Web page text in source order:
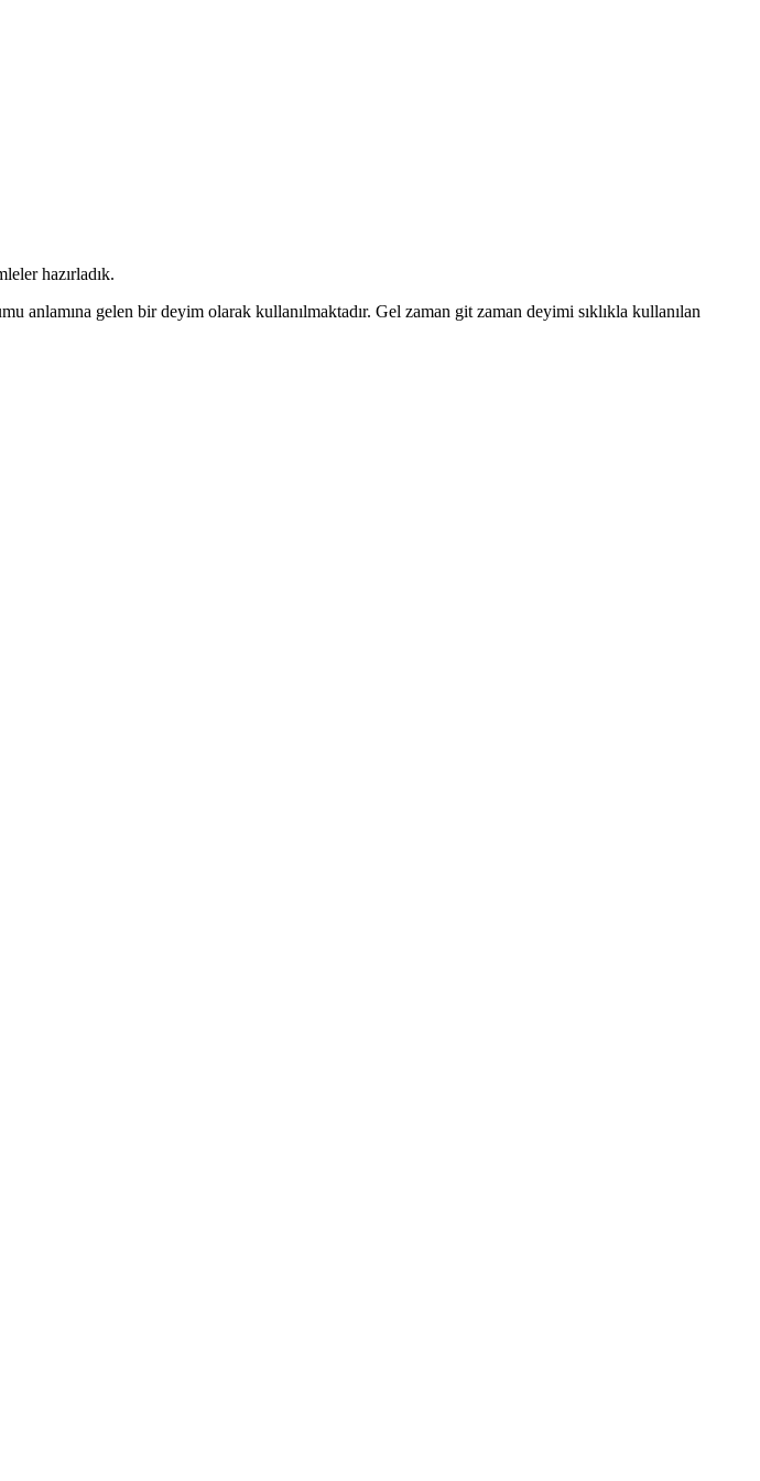
hazırladık.
anlamına gelen bir deyim olarak kullanılmaktadır. Gel zaman git zaman deyimi sıklıkla kullanılan